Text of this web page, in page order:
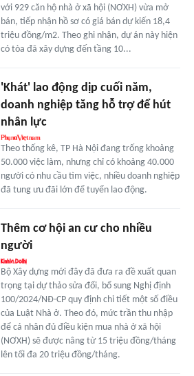
với 929 căn hộ nhà ở xã hội (NƠXH) vừa mở
bán, tiếp nhận hồ sơ có giá bán dự kiến 18,4
triệu đồng/m2. Theo ghi nhận, dự án này hiện
có tòa đã xây dựng đến tầng 10...
'Khát' lao động dịp cuối năm,
doanh nghiệp tăng hỗ trợ để hút
nhân lực
Theo thống kê, TP Hà Nội đang trống khoảng
50.000 việc làm, nhưng chỉ có khoảng 40.000
người có nhu cầu tìm việc, nhiều doanh nghiệp
đã tung ưu đãi lớn để tuyển lao động.
Thêm cơ hội an cư cho nhiều
người
Bộ Xây dựng mới đây đã đưa ra đề xuất quan
trọng tại dự thảo sửa đổi, bổ sung Nghị định
100/2024/NĐ-CP quy định chi tiết một số điều
của Luật Nhà ở. Theo đó, mức trần thu nhập
để cá nhân đủ điều kiện mua nhà ở xã hội
(NƠXH) sẽ được nâng từ 15 triệu đồng/tháng
lên tối đa 20 triệu đồng/tháng.